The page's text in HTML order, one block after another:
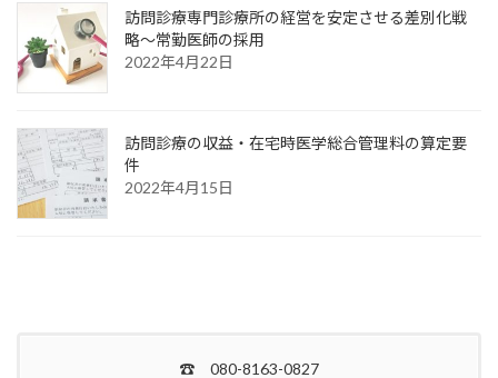
訪問診療専門診療所の経営を安定させる差別化戦
略～常勤医師の採用
2022年4月22日
訪問診療の収益・在宅時医学総合管理料の算定要
件
2022年4月15日
☎ 080-8163-0827